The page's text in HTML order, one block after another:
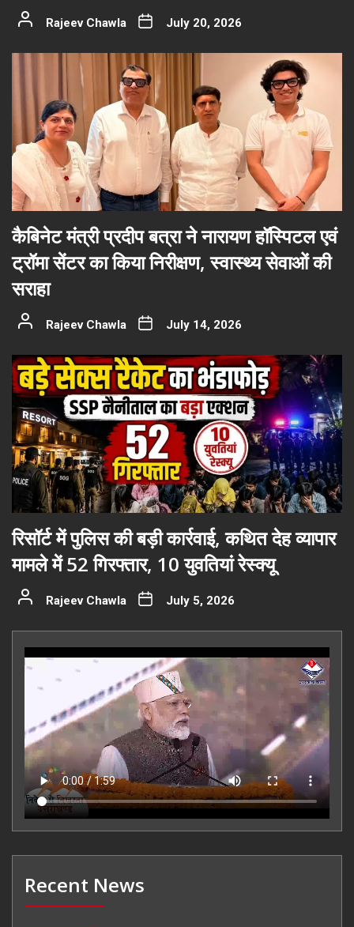
Rajeev Chawla July 20, 2026
कैबिनेट मंत्री प्रदीप बत्रा ने नारायण हॉस्पिटल एवं
ट्रॉमा सेंटर का किया निरीक्षण, स्वास्थ्य सेवाओं की
सराहा
Rajeev Chawla July 14, 2026
रिसॉर्ट में पुलिस की बड़ी कार्रवाई, कथित देह व्यापार
मामले में 52 गिरफ्तार, 10 युवतियां रेस्क्यू
Rajeev Chawla July 5, 2026
Recent News